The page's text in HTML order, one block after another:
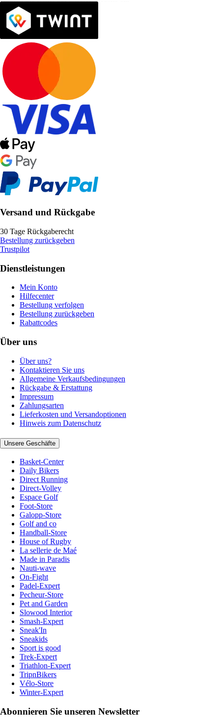
Versand und Rückgabe
30 Tage Rückgaberecht
Bestellung zurückgeben
Trustpilot
Dienstleistungen
Mein Konto
Hilfecenter
Bestellung verfolgen
Bestellung zurückgeben
Rabattcodes
Über uns
Über uns?
Kontaktieren Sie uns
Allgemeine Verkaufsbedingungen
Rückgabe & Erstattung
Impressum
Zahlungsarten
Lieferkosten und Versandoptionen
Hinweis zum Datenschutz
Unsere Geschäfte
Basket-Center
Daily Bikers
Direct Running
Direct-Volley
Espace Golf
Foot-Store
Galopp-Store
Golf and co
Handball-Store
House of Rugby
La sellerie de Maé
Made in Paradis
Nauti-wave
On-Fight
Padel-Expert
Pecheur-Store
Pet and Garden
Slowood Interior
Smash-Expert
Sneak'In
Sneakids
Sport is good
Trek-Expert
Triathlon-Expert
TripnBikers
Vélo-Store
Winter-Expert
Abonnieren Sie unseren Newsletter